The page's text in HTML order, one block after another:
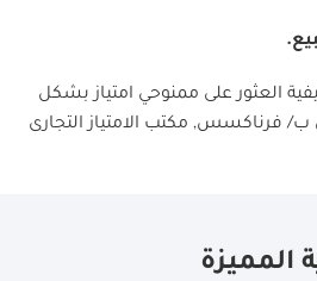
العثور على ممنوحي امتياز بشكل
ب/ فرناكسس, مكتب الامتياز التجارى
المميزة